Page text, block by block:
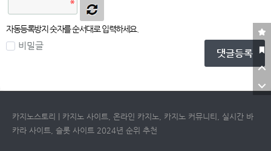
자동등록방지 숫자를 순서대로 입력하세요.
비밀글
댓글등록
카지노스토리 | 카지노 사이트, 온라인 카지노, 카지노 커뮤니티, 실시간 바
카라 사이트, 슬롯 사이트 2024년 순위 추천